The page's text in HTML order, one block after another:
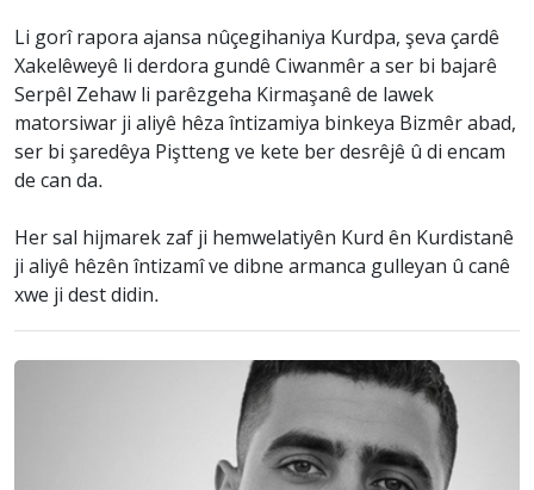
Li gorî rapora ajansa nûçegihaniya Kurdpa, şeva çardê
Xakelêweyê li derdora gundê Ciwanmêr a ser bi bajarê
Serpêl Zehaw li parêzgeha Kirmaşanê de lawek
matorsiwar ji aliyê hêza întizamiya binkeya Bizmêr abad,
ser bi şaredêya Piştteng ve kete ber desrêjê û di encam
de can da.
Her sal hijmarek zaf ji hemwelatiyên Kurd ên Kurdistanê
ji aliyê hêzên întizamî ve dibne armanca gulleyan û canê
xwe ji dest didin.